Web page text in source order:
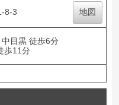
8-3 地図
目黒 徒歩6分
歩11分